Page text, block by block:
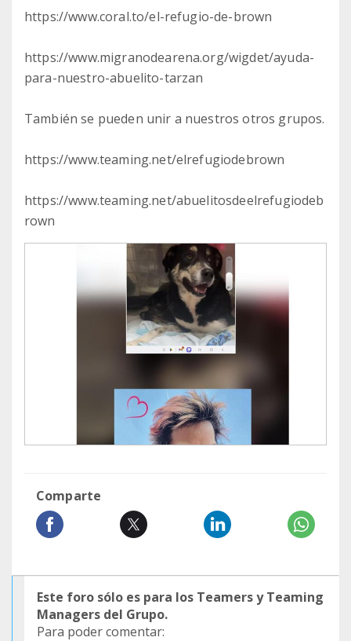
https://www.coral.to/el-refugio-de-brown
https://www.migranodearena.org/wigdet/ayuda-
para-nuestro-abuelito-tarzan
También se pueden unir a nuestros otros grupos.
https://www.teaming.net/elrefugiodebrown
https://www.teaming.net/abuelitosdeelrefugiodeb
rown
Comparte
Este foro sólo es para los Teamers y Teaming
Managers del Grupo.
Para poder comentar: